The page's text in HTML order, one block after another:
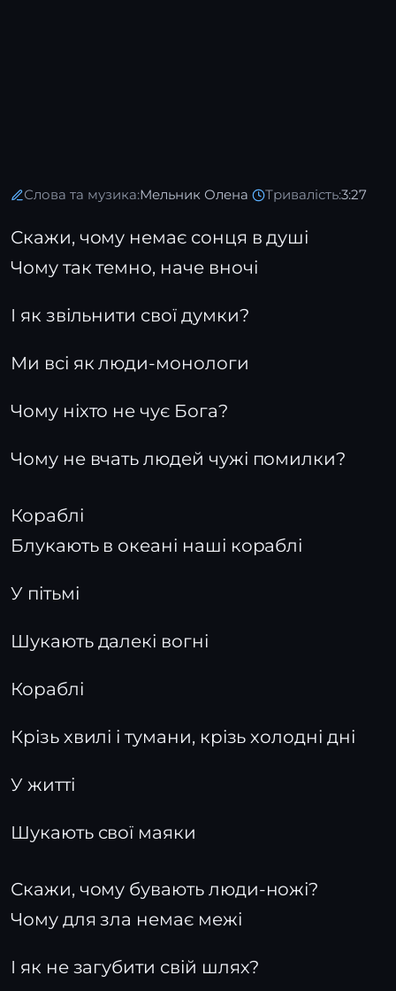
Слова та музика:Мельник Олена Тривалість:3:27
Скажи, чому немає сонця в душі
Чому так темно, наче вночі
І як звільнити свої думки?
Ми всі як люди-монологи
Чому ніхто не чує Бога?
Чому не вчать людей чужі помилки?
Кораблі
Блукають в океані наші кораблі
У пітьмі
Шукають далекі вогні
Кораблі
Крізь хвилі і тумани, крізь холодні дні
У житті
Шукають свої маяки
Скажи, чому бувають люди-ножі?
Чому для зла немає межі
І як не загубити свій шлях?